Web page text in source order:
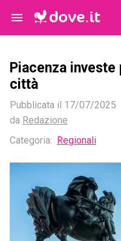
Piacenza
città
Pubblicata il 17/07/2025
da Redazione
Categoria:
Regionali